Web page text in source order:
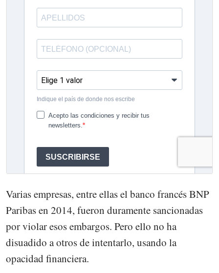
Varias empresas, entre ellas el banco francés BNP
Paribas en 2014, fueron duramente sancionadas
por violar esos embargos. Pero ello no ha
disuadido a otros de intentarlo, usando la
opacidad financiera.